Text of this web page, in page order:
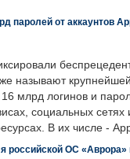
паролей от аккаунтов
называют
млрд логинов и
социальных сетях
В их числе -
российской ОС «Аврора»